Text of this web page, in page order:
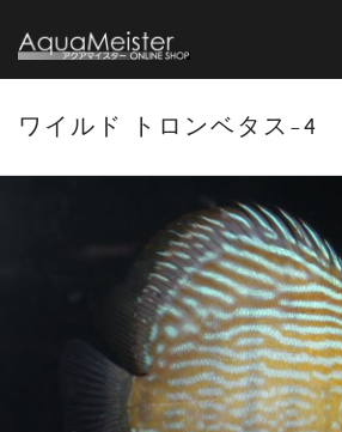
ワイルド トロンベタス-4